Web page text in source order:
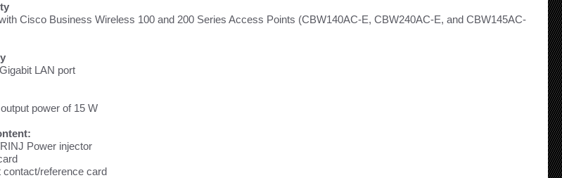
Cisco Business Wireless 100 and 200 Series Access Points (CBW140AC-E, CBW240AC-E, and CBW145AC-
LAN port
power of 15 W
Power injector
contact/reference card